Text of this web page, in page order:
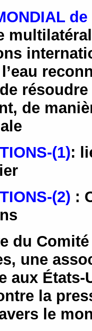
de
(1):
(2) :
du
une
aux
la
le